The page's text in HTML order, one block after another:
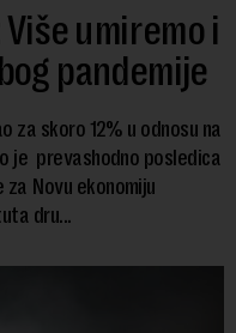
umiremo i
pandemije
za skoro 12% u odnosu na
je prevashodno posledica
Novu ekonomiju
dru...